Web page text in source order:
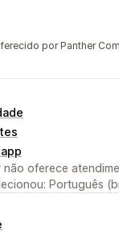
por Panther
não oferece
Português